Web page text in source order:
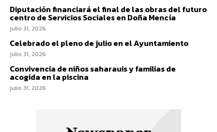
Diputación financiará el final de las obras del futuro
centro de Servicios Sociales en Doña Mencía
julio 31, 2026
Celebrado el pleno de julio en el Ayuntamiento
julio 31, 2026
Convivencia de niños saharauis y familias de
acogida en la piscina
julio 31, 2026